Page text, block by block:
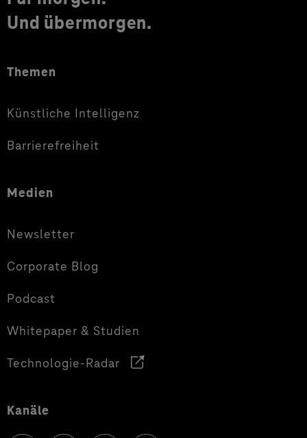
Und übermorgen.
Themen
Künstliche Intelligenz
Barrierefreiheit
Medien
Newsletter
Corporate Blog
Podcast
Whitepaper & Studien
Technologie-Radar
Kanäle